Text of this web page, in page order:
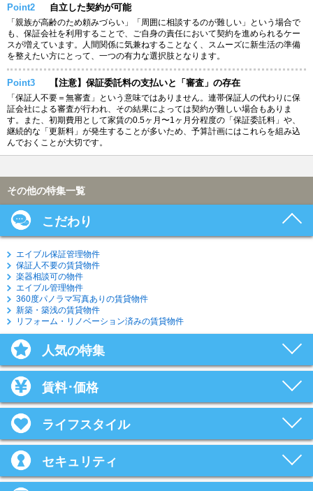
Point2 自立した契約が可能
「親族が高齢のため頼みづらい」「周囲に相談するのが難しい」という場合で
も、保証会社を利用することで、ご自身の責任において契約を進められるケー
スが増えています。人間関係に気兼ねすることなく、スムーズに新生活の準備
を整えたい方にとって、一つの有力な選択肢となります。
Point3 【注意】保証委託料の支払いと「審査」の存在
「保証人不要＝無審査」という意味ではありません。連帯保証人の代わりに保
証会社による審査が行われ、その結果によっては契約が難しい場合もありま
す。また、初期費用として家賃の0.5ヶ月〜1ヶ月分程度の「保証委託料」や、
継続的な「更新料」が発生することが多いため、予算計画にはこれらを組み込
んでおくことが大切です。
その他の特集一覧
こだわり
エイブル保証管理物件
保証人不要の賃貸物件
楽器相談可の物件
エイブル管理物件
360度パノラマ写真ありの賃貸物件
新築・築浅の賃貸物件
リフォーム・リノベーション済みの賃貸物件
人気の特集
賃料･価格
ライフスタイル
セキュリティ